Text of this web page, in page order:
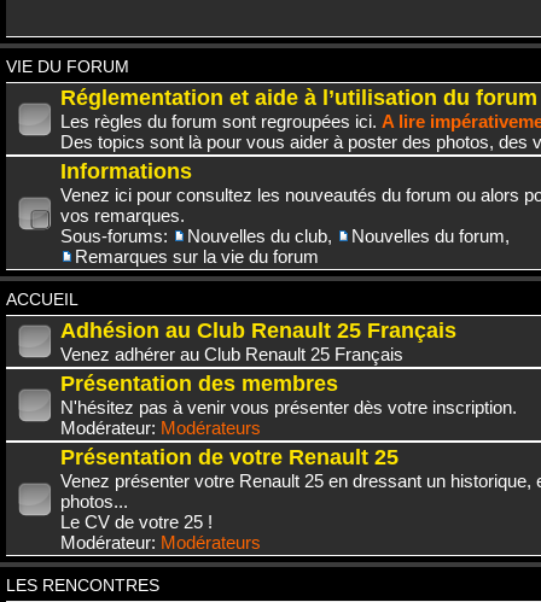
VIE DU FORUM
Réglementation et aide à l’utilisation du forum
Les règles du forum sont regroupées ici. A lire
Des topics sont là pour vous aider à poster des photos, des
Informations
Venez ici pour consultez les nouveautés du forum ou alors
vos remarques.
Sous-forums:
Nouvelles du club, Nouvelles du forum,
Remarques sur la vie du forum
ACCUEIL
Adhésion au Club Renault 25 Français
Venez adhérer au Club Renault 25 Français
Présentation des membres
N'hésitez pas à venir vous présenter dès votre inscription.
Modérateur: Modérateurs
Présentation de votre Renault 25
Venez présenter votre Renault 25 en dressant un historique,
photos...
Le CV de votre 25 !
Modérateur: Modérateurs
LES RENCONTRES